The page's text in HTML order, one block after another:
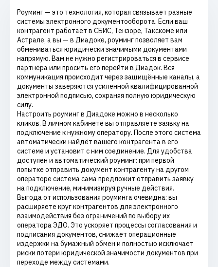
Роуминг — это технология, которая связывает разные
системы электронного документооборота. Если ваш
контрагент работает в СБИС, Тензоре, Такскоме или
Астрале, а вы — в Диадоке, роуминг позволяет вам
обмениваться юридически значимыми документами
напрямую. Вам не нужно регистрироваться в сервисе
партнёра или просить его перейти в Диадок. Вся
коммуникация происходит через защищённые каналы, а
документы заверяются усиленной квалифицированной
электронной подписью, сохраняя полную юридическую
силу.
Настроить роуминг в Диадоке можно в несколько
кликов. В личном кабинете вы отправляете заявку на
подключение к нужному оператору. После этого система
автоматически найдёт вашего контрагента в его
системе и установит с ним соединение. Для удобства
доступен и автоматический роуминг: при первой
попытке отправить документ контрагенту на другом
операторе система сама предложит отправить заявку
на подключение, минимизируя ручные действия.
Выгода от использования роуминга очевидна: вы
расширяете круг контрагентов для электронного
взаимодействия без ограничений по выбору их
оператора ЭДО. Это ускоряет процессы согласования и
подписания документов, снижает операционные
издержки на бумажный обмен и полностью исключает
риски потери юридической значимости документов при
переходе между системами.